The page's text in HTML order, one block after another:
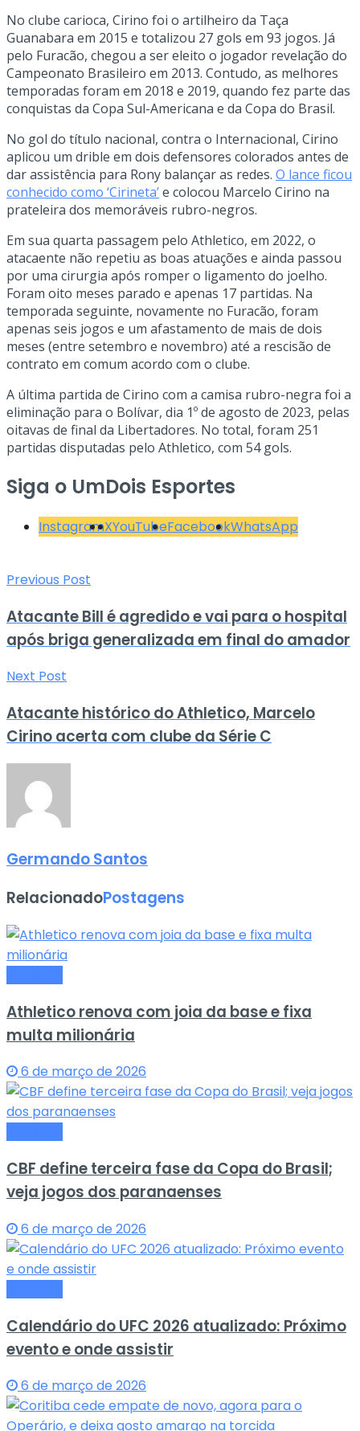
No clube carioca, Cirino foi o artilheiro da Taça
Guanabara em 2015 e totalizou 27 gols em 93 jogos. Já
pelo Furacão, chegou a ser eleito o jogador revelação do
Campeonato Brasileiro em 2013. Contudo, as melhores
temporadas foram em 2018 e 2019, quando fez parte das
conquistas da Copa Sul-Americana e da Copa do Brasil.
No gol do título nacional, contra o Internacional, Cirino
aplicou um drible em dois defensores colorados antes de
dar assistência para Rony balançar as redes. O lance ficou
conhecido como ‘Cirineta’e colocou Marcelo Cirino na
prateleira dos memoráveis rubro-negros.
Em sua quarta passagem pelo Athletico, em 2022, o
atacaente não repetiu as boas atuações e ainda passou
por uma cirurgia após romper o ligamento do joelho.
Foram oito meses parado e apenas 17 partidas. Na
temporada seguinte, novamente no Furacão, foram
apenas seis jogos e um afastamento de mais de dois
meses (entre setembro e novembro) até a rescisão de
contrato em comum acordo com o clube.
A última partida de Cirino com a camisa rubro-negra foi a
eliminação para o Bolívar, dia 1º de agosto de 2023, pelas
oitavas de final da Libertadores. No total, foram 251
partidas disputadas pelo Athletico, com 54 gols.
Siga o UmDois Esportes
InstagramXYouTubeFacebookWhatsApp
Previous Post
Atacante Bill é agredido e vai para o hospital
após briga generalizada em final do amador
Next Post
Atacante histórico do Athletico, Marcelo
Cirino acerta com clube da Série C
Germando Santos
RelacionadoPostagens
Athletico renova com joia da base e fixa
multa milionária
6 de março de 2026
CBF define terceira fase da Copa do Brasil;
veja jogos dos paranaenses
6 de março de 2026
Calendário do UFC 2026 atualizado: Próximo
evento e onde assistir
6 de março de 2026